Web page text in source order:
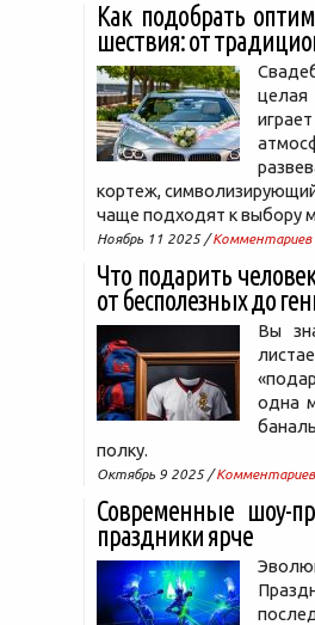
Как подобрать
шествия: от
кортеж,
чаще подходят к выбору
Ноябрь 11 2025 /
Что подарить
от бесполезных до
Вы
одна
полку.
Октябрь 9 2025 /
Современные шоу-
праздники ярче